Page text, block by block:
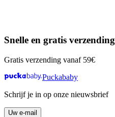
Snelle en gratis verzending
Gratis verzending vanaf 59€
Puckababy
Schrijf je in op onze nieuwsbrief
Uw e-mail